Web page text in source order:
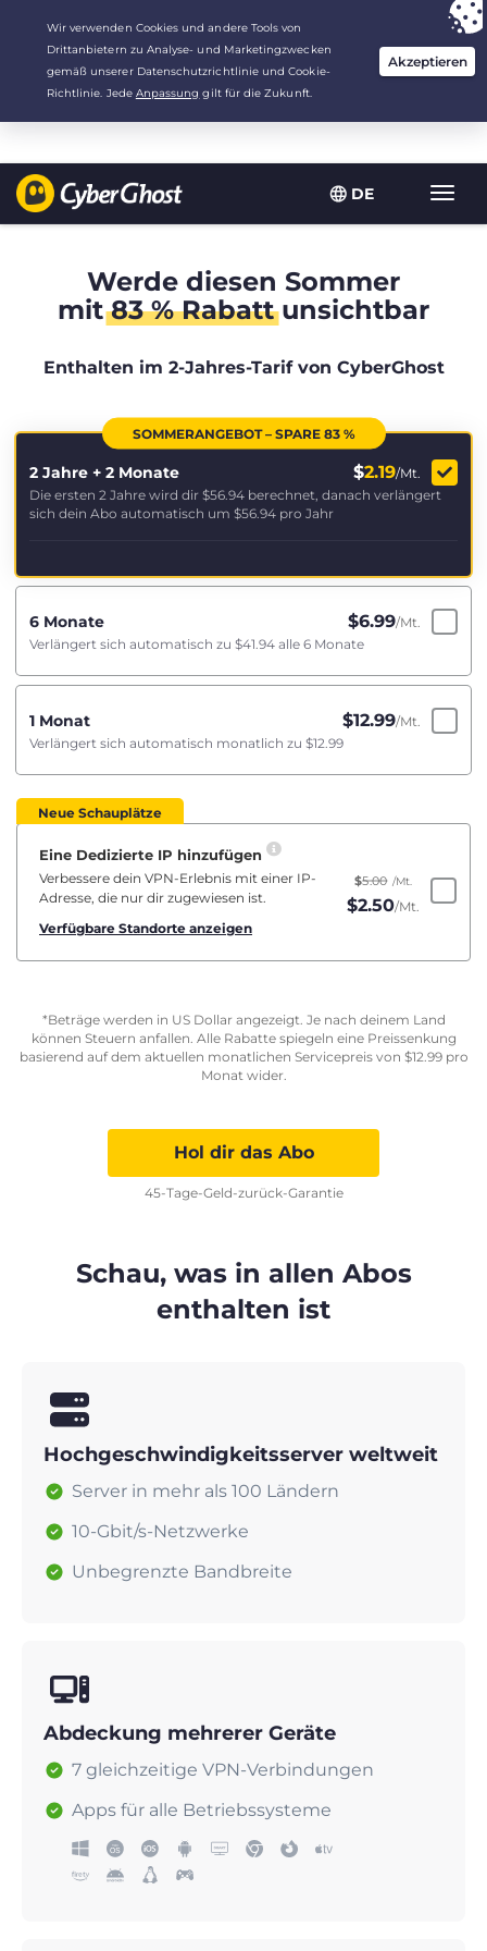
DE
Deine Wahl:Der beste Deal für 2.1666666666667 Jahre zu $
/Monat
Werde diesen Sommer
mit83 % Rabattunsichtbar
Enthalten im 2-Jahres-Tarif von CyberGhost
SOMMERANGEBOT – SPARE 83 %
2 Jahre + 2 Monate $2.19/Mt.
Die ersten 2 Jahre wird dir $56.94 berechnet, danach verlängert
sich dein Abo automatisch um $56.94 pro Jahr
6 Monate $6.99/Mt.
Verlängert sich automatisch zu $41.94 alle 6 Monate
1 Monat $12.99/Mt.
Verlängert sich automatisch monatlich zu $12.99
Neue Schauplätze
Eine Dedizierte IP hinzufügen
Verbessere dein VPN-Erlebnis mit einer IP-
Adresse, die nur dir zugewiesen ist.
Verfügbare Standorte anzeigen
$5.00 /Mt.
$2.50/Mt.
*Beträge werden in US Dollar angezeigt. Je nach deinem Land
können Steuern anfallen. Alle Rabatte spiegeln eine Preissenkung
basierend auf dem aktuellen monatlichen Servicepreis von $12.99pro
Monat wider.
Hol dir das Abo
45-Tage-Geld-zurück-Garantie
Schau, was in allen Abos
enthalten ist
Hochgeschwindigkeitsserver weltweit
Server in mehr als 100 Ländern
10-Gbit/s-Netzwerke
Unbegrenzte Bandbreite
Abdeckung mehrerer Geräte
7 gleichzeitige VPN-Verbindungen
Apps für alle Betriebssysteme